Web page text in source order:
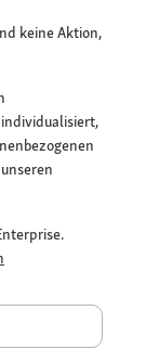
keine Aktion,